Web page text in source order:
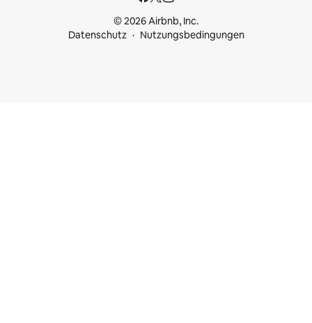
© 2026 Airbnb, Inc.
Datenschutz
Nutzungsbedingungen